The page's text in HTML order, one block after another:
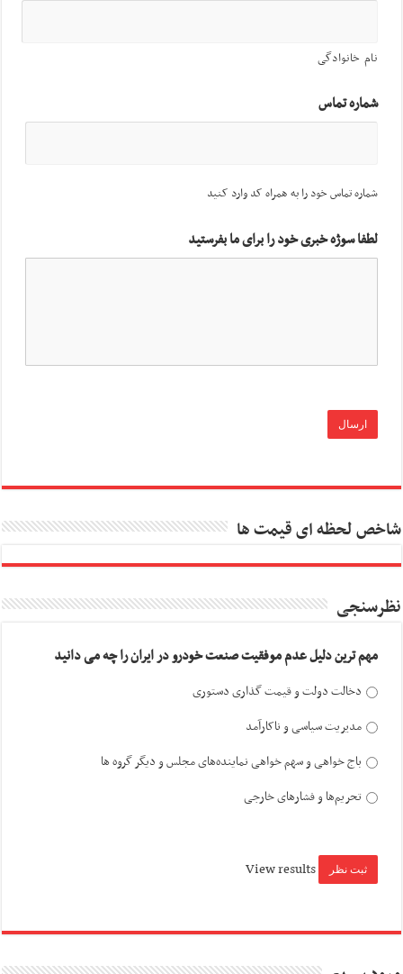
نام خانوادگی
شماره تماس
شماره تماس خود را به همراه کد وارد کنید
لطفا سوژه خبری خود را برای ما بفرستید
شاخص لحظه ای قیمت ها
نظرسنجی
مهم ترین دلیل عدم موفقیت صنعت خودرو در ایران را چه می دانید
دخالت دولت و قیمت گذاری دستوری
مدیریت سیاسی و ناکارآمد
باج خواهی و سهم خواهی نماینده‌های مجلس و دیگر گروه ها
تحریم‌ها و فشارهای خارجی
View results